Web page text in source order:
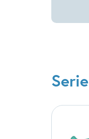
Sophie